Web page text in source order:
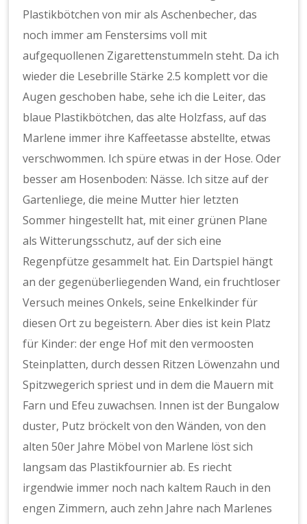
Plastikbötchen von mir als Aschenbecher, das
noch immer am Fenstersims voll mit
aufgequollenen Zigarettenstummeln steht. Da ich
wieder die Lesebrille Stärke 2.5 komplett vor die
Augen geschoben habe, sehe ich die Leiter, das
blaue Plastikbötchen, das alte Holzfass, auf das
Marlene immer ihre Kaffeetasse abstellte, etwas
verschwommen. Ich spüre etwas in der Hose. Oder
besser am Hosenboden: Nässe. Ich sitze auf der
Gartenliege, die meine Mutter hier letzten
Sommer hingestellt hat, mit einer grünen Plane
als Witterungsschutz, auf der sich eine
Regenpfütze gesammelt hat. Ein Dartspiel hängt
an der gegenüberliegenden Wand, ein fruchtloser
Versuch meines Onkels, seine Enkelkinder für
diesen Ort zu begeistern. Aber dies ist kein Platz
für Kinder: der enge Hof mit den vermoosten
Steinplatten, durch dessen Ritzen Löwenzahn und
Spitzwegerich spriest und in dem die Mauern mit
Farn und Efeu zuwachsen. Innen ist der Bungalow
duster, Putz bröckelt von den Wänden, von den
alten 50er Jahre Möbel von Marlene löst sich
langsam das Plastikfournier ab. Es riecht
irgendwie immer noch nach kaltem Rauch in den
engen Zimmern, auch zehn Jahre nach Marlenes